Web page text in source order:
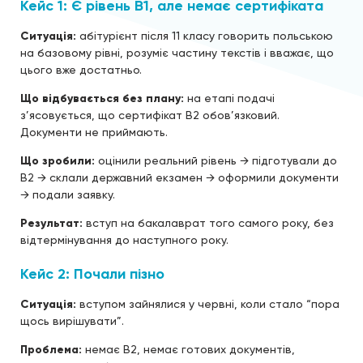
Кейс 1: Є рівень B1, але немає сертифіката
Ситуація: абітурієнт після 11 класу говорить польською
на базовому рівні, розуміє частину текстів і вважає, що
цього вже достатньо.
Що відбувається без плану: на етапі подачі
з’ясовується, що сертифікат B2 обов’язковий.
Документи не приймають.
Що зробили: оцінили реальний рівень → підготували до
B2 → склали державний екзамен → оформили документи
→ подали заявку.
Результат: вступ на бакалаврат того самого року, без
відтермінування до наступного року.
Кейс 2: Почали пізно
Ситуація: вступом зайнялися у червні, коли стало “пора
щось вирішувати”.
Проблема: немає B2, немає готових документів,